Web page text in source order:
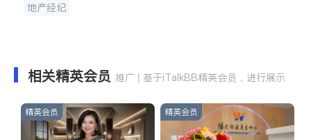
地产经纪
相关精英会员 推广 | 基于iTalkBB精英会员，进行展示
精英会员 精英会员